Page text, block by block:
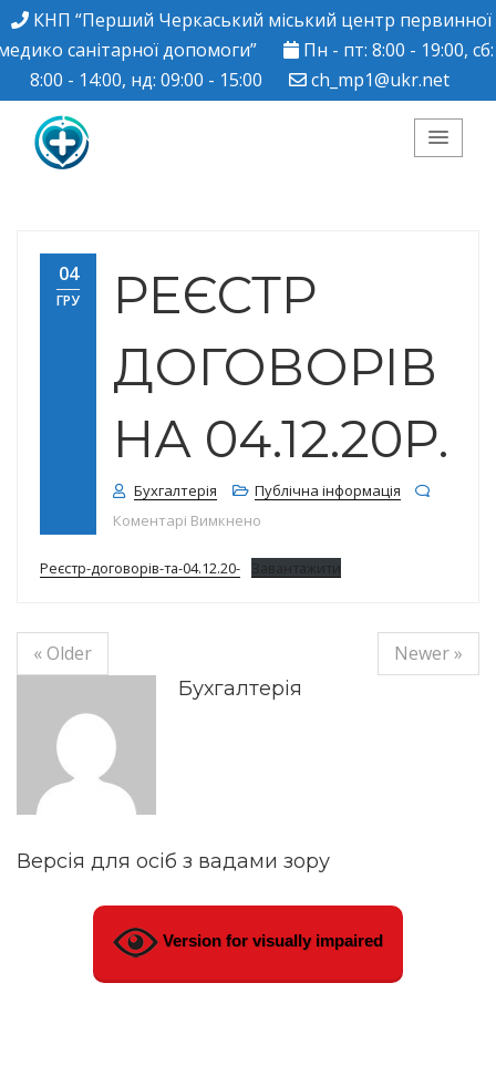
КНП “Перший Черкаський міський центр первинної
санітарної допомоги”
Пн - пт: 8:00 - 19:00, сб:
8:00 - 14:00, нд: 09:00 - 15:00
ch_mp1@ukr.net
Черкаський міський
центр ПМСД"
04
ГРУ
РЕЄСТР
ДОГОВОРІВ
НА 04.12.20Р.
Бухгалтерія
Публічна інформація
Коментарі Вимкнено
Реєстр-договорів-та-04.12.20- Завантажити
« Older
Newer »
Бухгалтерія
Версія для осіб з вадами зору
Version for visually impaired